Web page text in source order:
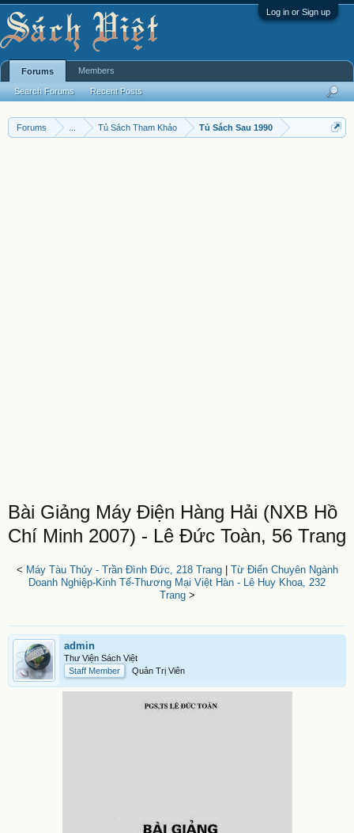
Log in or Sign up
Forums Tủ Sách Tham Khảo Tủ Sách Sau 1990
Bài Giảng Máy Điện Hàng Hải (NXB Hồ
Chí Minh 2007) - Lê Đức Toàn, 56 Trang
< Máy Tàu Thủy - Trần Đình Đức, 218 Trang| Từ Điển Chuyên Ngành
Doanh Nghiệp-Kinh Tế-Thương Mại Việt Hàn - Lê Huy Khoa, 232
Trang>
admin
Thư Viện Sách Việt
Staff Member
Quản Trị Viên
Forums
Search Forums Recent Posts
Members